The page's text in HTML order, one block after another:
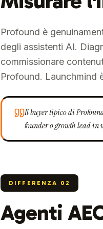
Profound è
degli assistenti AI.
commissionare
Profound. Launchmind
Il buyer tipico di
founder o growth lead in
DIFFERENZA 02
Agenti